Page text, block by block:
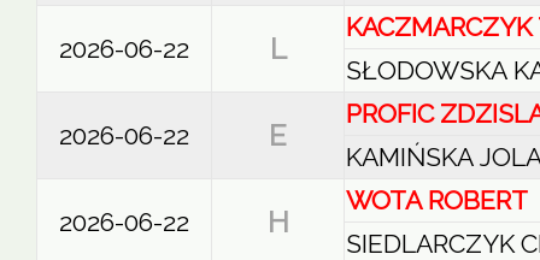
2026-06-22 L
SŁODOWSKA
2026-06-22 E
PROFIC
KAMIŃSKA
2026-06-22 H
WOTA ROBERT
SIEDLARCZYK